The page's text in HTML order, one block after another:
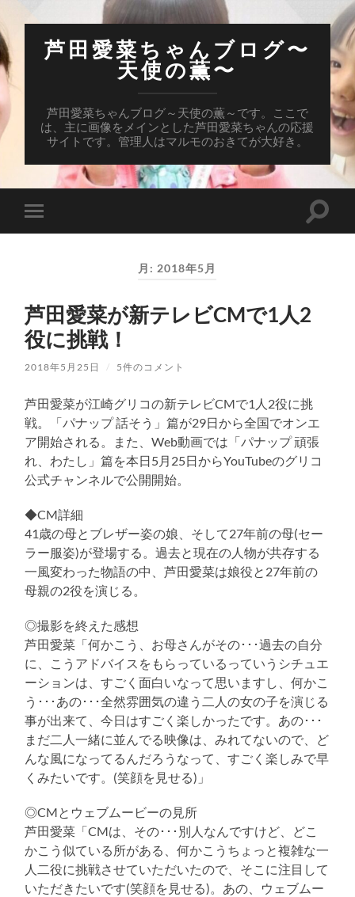
芦田愛菜ちゃんブログ〜
天使の薫〜
芦田愛菜ちゃんブログ～天使の薫～です。ここで
は、主に画像をメインとした芦田愛菜ちゃんの応援
サイトです。管理人はマルモのおきてが大好き。
モ
バ
ー
を
切
り
替
え
検
月: 2018年5月
芦田愛菜が新テレビCMで1人2
役に挑戦！
2018年5月25日 / 5件のコメント
芦田愛菜が江崎グリコの新テレビCMで1人2役に挑
戦。「パナップ 話そう」篇が29日から全国でオンエ
ア開始される。また、Web動画では「パナップ 頑張
れ、わたし」篇を本日5月25日からYouTubeのグリコ
公式チャンネルで公開開始。
◆CM詳細
41歳の母とブレザー姿の娘、そして27年前の母(セー
ラー服姿)が登場する。過去と現在の人物が共存する
一風変わった物語の中、芦田愛菜は娘役と27年前の
母親の2役を演じる。
◎撮影を終えた感想
芦田愛菜「何かこう、お母さんがその･･･過去の自分
に、こうアドバイスをもらっているっていうシチュエ
ーションは、すごく面白いなって思いますし、何かこ
う･･･あの･･･全然雰囲気の違う二人の女の子を演じる
事が出来て、今日はすごく楽しかったです。あの･･･
まだ二人一緒に並んでる映像は、みれてないので、ど
んな風になってるんだろうなって、すごく楽しみで早
くみたいです。(笑顔を見せる)」
◎CMとウェブムービーの見所
芦田愛菜「CMは、その･･･別人なんですけど、どこ
かこう似ている所がある、何かこうちょっと複雑な一
人二役に挑戦させていただいたので、そこに注目して
いただきたいです(笑顔を見せる)。あの、ウェブムー